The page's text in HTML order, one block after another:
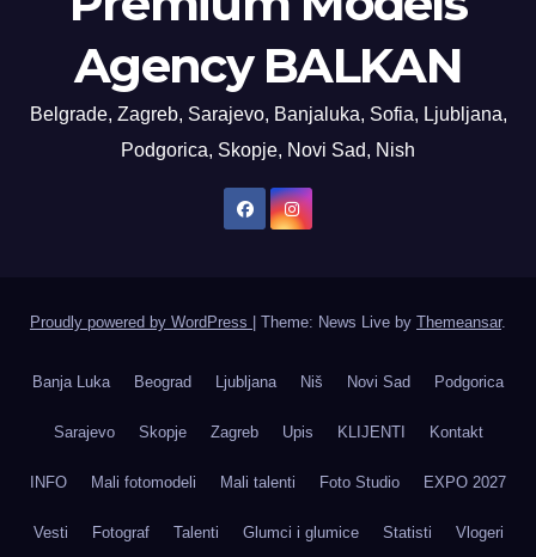
Agency BALKAN
Belgrade, Zagreb, Sarajevo, Banjaluka, Sofia, Ljubljana,
Podgorica, Skopje, Novi Sad, Nish
Proudly powered by WordPress Theme: News Live by Themeansar.
Banja Luka Beograd Ljubljana Niš Novi Sad Podgorica
Sarajevo Skopje Zagreb Upis KLIJENTI Kontakt
INFO Mali fotomodeli Mali talenti Foto Studio EXPO 2027
Vesti Fotograf Talenti Glumci i glumice Statisti Vlogeri